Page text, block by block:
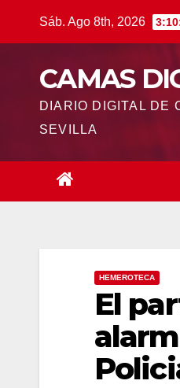
Sáb. Ago 8th, 2026
CAMAS
DIARIO DIGITAL DE
SEVILLA
HEMEROTECA
El